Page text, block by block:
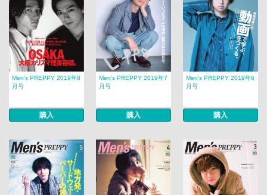
Men’s PREPPY 2019年8
月号
購入
Men’s PREPPY 2019年7
月号
購入
Men’s PREPPY 2019年6
月号
購入